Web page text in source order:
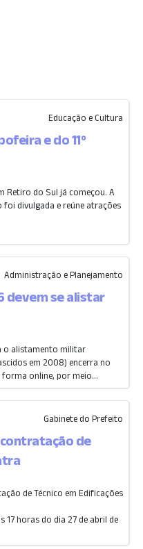
Educação e Cultura
e do 11º
Retiro do Sul já começou. A
foi divulgada e reúne atrações
Administração e Planejamento
devem se alistar
o alistamento militar
em 2008) encerra no
forma online, por meio...
Gabinete do Prefeito
de
de Técnico em Edificações
17 horas do dia 27 de abril de